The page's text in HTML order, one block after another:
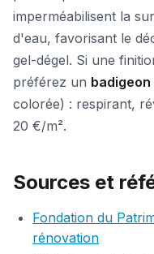
imperméabilisent la
d'eau, favorisant le
gel-dégel. Si une
préférez un
colorée) : respirant,
20 €/m².
Sources et
Fondation du
rénovation